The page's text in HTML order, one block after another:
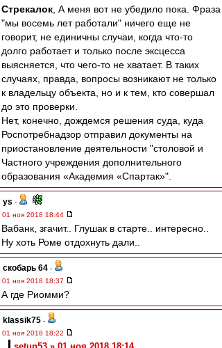
Стрекалок , А меня вот не убедило пока. Фраза
"мы восемь лет работали" ничего еще не
говорит, не единичны случаи, когда что-то
долго работает и только после эксцесса
выясняется, что чего-то не хватает. В таких
случаях, правда, вопросы возникают не только
к владельцу объекта, но и к тем, кто совершал
до это проверки.
Нет, конечно, дождемся решения суда, куда
Роспотребнадзор отправил документы на
приостановление деятельности "столовой и
Частного учреждения дополнительного
образования «Академия «Спартак»".
ys -
01 ноя 2018 18:44
Вабанк, згачит.. Глушак в старте.. интересно..
Ну хоть Роме отдохнуть дали..
скобарь 64 -
01 ноя 2018 18:37
А где Риомми?
klassik75 -
01 ноя 2018 18:22